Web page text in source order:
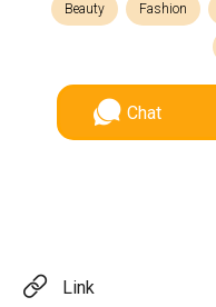
Beauty Fashion
Chat
Link